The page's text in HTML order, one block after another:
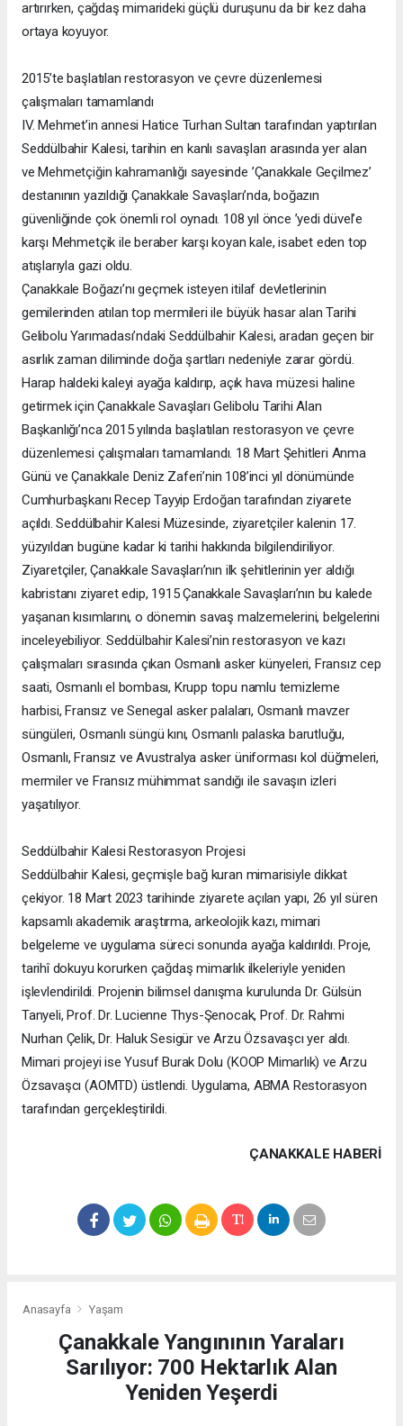
artırırken, çağdaş mimarideki güçlü duruşunu da bir kez daha
ortaya koyuyor.
2015’te başlatılan restorasyon ve çevre düzenlemesi
çalışmaları tamamlandı
IV. Mehmet’in annesi Hatice Turhan Sultan tarafından yaptırılan
Seddülbahir Kalesi, tarihin en kanlı savaşları arasında yer alan
ve Mehmetçiğin kahramanlığı sayesinde ’Çanakkale Geçilmez’
destanının yazıldığı Çanakkale Savaşları’nda, boğazın
güvenliğinde çok önemli rol oynadı. 108 yıl önce ’yedi düvel’e
karşı Mehmetçik ile beraber karşı koyan kale, isabet eden top
atışlarıyla gazi oldu.
Çanakkale Boğazı’nı geçmek isteyen itilaf devletlerinin
gemilerinden atılan top mermileri ile büyük hasar alan Tarihi
Gelibolu Yarımadası’ndaki Seddülbahir Kalesi, aradan geçen bir
asırlık zaman diliminde doğa şartları nedeniyle zarar gördü.
Harap haldeki kaleyi ayağa kaldırıp, açık hava müzesi haline
getirmek için Çanakkale Savaşları Gelibolu Tarihi Alan
Başkanlığı’nca 2015 yılında başlatılan restorasyon ve çevre
düzenlemesi çalışmaları tamamlandı. 18 Mart Şehitleri Anma
Günü ve Çanakkale Deniz Zaferi’nin 108’inci yıl dönümünde
Cumhurbaşkanı Recep Tayyip Erdoğan tarafından ziyarete
açıldı. Seddülbahir Kalesi Müzesinde, ziyaretçiler kalenin 17.
yüzyıldan bugüne kadar ki tarihi hakkında bilgilendiriliyor.
Ziyaretçiler, Çanakkale Savaşları’nın ilk şehitlerinin yer aldığı
kabristanı ziyaret edip, 1915 Çanakkale Savaşları’nın bu kalede
yaşanan kısımlarını, o dönemin savaş malzemelerini, belgelerini
inceleyebiliyor. Seddülbahir Kalesi’nin restorasyon ve kazı
çalışmaları sırasında çıkan Osmanlı asker künyeleri, Fransız cep
saati, Osmanlı el bombası, Krupp topu namlu temizleme
harbisi, Fransız ve Senegal asker palaları, Osmanlı mavzer
süngüleri, Osmanlı süngü kını, Osmanlı palaska barutluğu,
Osmanlı, Fransız ve Avustralya asker üniforması kol düğmeleri,
mermiler ve Fransız mühimmat sandığı ile savaşın izleri
yaşatılıyor.
Seddülbahir Kalesi Restorasyon Projesi
Seddülbahir Kalesi, geçmişle bağ kuran mimarisiyle dikkat
çekiyor. 18 Mart 2023 tarihinde ziyarete açılan yapı, 26 yıl süren
kapsamlı akademik araştırma, arkeolojik kazı, mimari
belgeleme ve uygulama süreci sonunda ayağa kaldırıldı. Proje,
tarihî dokuyu korurken çağdaş mimarlık ilkeleriyle yeniden
işlevlendirildi. Projenin bilimsel danışma kurulunda Dr. Gülsün
Tanyeli, Prof. Dr. Lucienne Thys-Şenocak, Prof. Dr. Rahmi
Nurhan Çelik, Dr. Haluk Sesigür ve Arzu Özsavaşcı yer aldı.
Mimari projeyi ise Yusuf Burak Dolu (KOOP Mimarlık) ve Arzu
Özsavaşcı (AOMTD) üstlendi. Uygulama, ABMA Restorasyon
tarafından gerçekleştirildi.
ÇANAKKALE HABERİ
Anasayfa Yaşam
Çanakkale Yangınının Yaraları
Sarılıyor: 700 Hektarlık Alan
Yeniden Yeşerdi